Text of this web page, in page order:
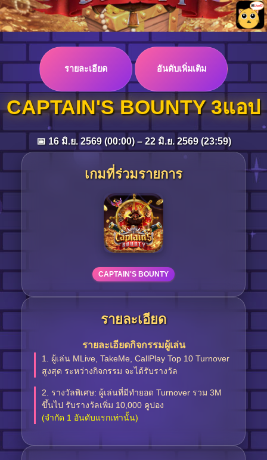
Log in
Top up
รายละเอียด อันดับเพิ่มเติม
CAPTAIN'S BOUNTY 3แอป
📅 16 มิ.ย. 2569 (00:00) – 22 มิ.ย. 2569 (23:59)
เกมที่ร่วมรายการ
CAPTAIN'S BOUNTY
รายละเอียด
รายละเอียดกิจกรรมผู้เล่น
1. ผู้เล่น MLive, TakeMe, CallPlay Top 10 Turnover
สูงสุด ระหว่างกิจกรรม จะได้รับรางวัล
2. รางวัลพิเศษ: ผู้เล่นที่มีทำยอด Turnover รวม 3M
ขึ้นไป รับรางวัลเพิ่ม 10,000 คูปอง
(จำกัด 1 อันดับแรกเท่านั้น)